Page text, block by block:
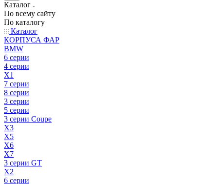
Каталог
По всему сайту
По каталогу
Каталог
КОРПУСА ФАР
BMW
6 серии
4 серии
X1
7 серии
8 серии
3 серии
5 серии
3 серии Coupe
X3
X5
X6
X7
3 серии GT
X2
6 серии